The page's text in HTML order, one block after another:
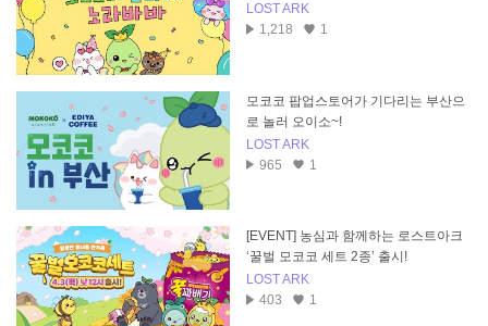
LOST ARK
1,218
1
모코코 팝업스토어가 기다리는 부산으
로 놀러 오이소~!
LOST ARK
965
1
[EVENT] 농심과 함께하는 로스트아크
‘꿀벌 모코코 세트 2종’ 출시!
LOST ARK
403
1